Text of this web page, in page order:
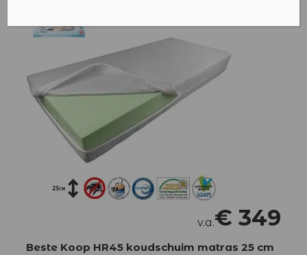
v.a.€ 349
Beste Koop HR45 koudschuim matras 25 cm